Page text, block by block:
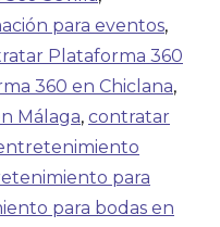
para eventos,
Plataforma 360
360 en Chiclana,
Málaga, contratar
para
para bodas en